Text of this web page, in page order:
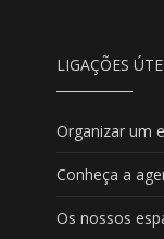
LIGAÇÕES
Organizar um
Conheça a
Os nossos